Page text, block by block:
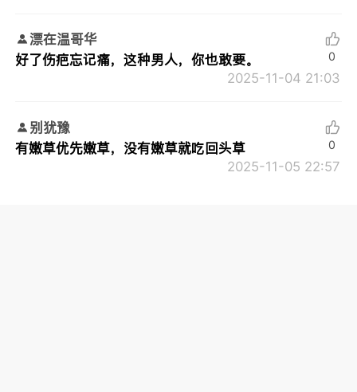
漂在温哥华
好了伤疤忘记痛，这种男人，你也敢要。
2025-11-04 21:03
0
别犹豫
有嫩草优先嫩草，没有嫩草就吃回头草
2025-11-05 22:57
0